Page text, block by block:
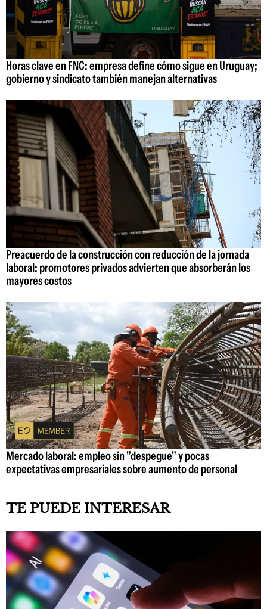
Horas clave en FNC: empresa define cómo sigue en Uruguay;
gobierno y sindicato también manejan alternativas
Preacuerdo de la construcción con reducción de la jornada
laboral: promotores privados advierten que absorberán los
mayores costos
Mercado laboral: empleo sin "despegue" y pocas
expectativas empresariales sobre aumento de personal
TE PUEDE INTERESAR